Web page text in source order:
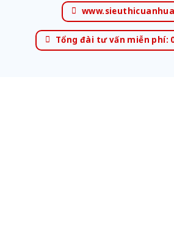
Tổng đài tư vấn miễn phí: